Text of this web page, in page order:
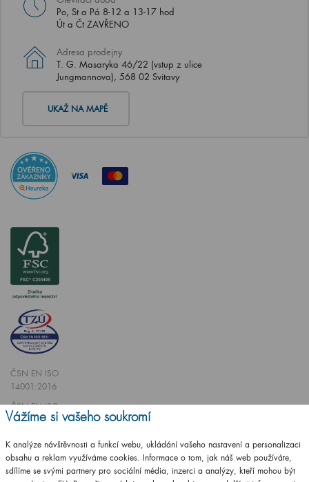
Po, St a Pá 8-12 a 13-17 hod
Út a Čt ZAVŘENO
Adresa prodejny
T. G. Masaryka 46/22 (vstup z ulice
Jungmannova), 568 02 Svitavy
UKAŽ NA MAPĚ
ČSN EN ISO
14001:2016
ČSN EN ISO
9001:2016
Vážíme si vašeho soukromí
K analýze návštěvnosti a funkcí webu, ukládání vašeho nastavení a personalizaci
obsahu a reklam využíváme cookies. Informace o tom, jak náš web používáte,
sdílíme se svými partnery pro sociální média, inzerci a analýzy, kteří mohou být